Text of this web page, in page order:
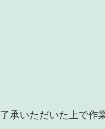
いただいた上で作